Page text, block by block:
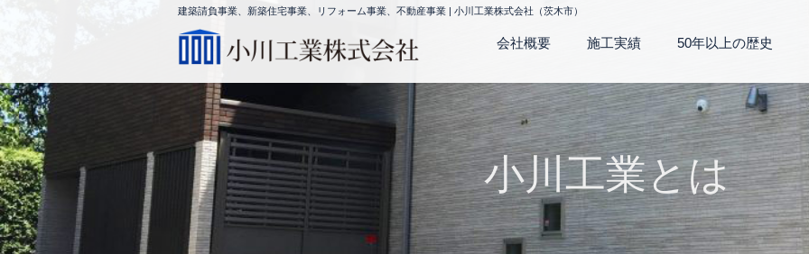
建築請負事業、新築住宅事業、リフォーム事業、不動産事業 | 小川工業株式会社（茨木市）
会社概要 施工実績 50年以上の歴史
小川工業とは